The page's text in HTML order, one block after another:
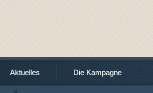
Aktuelles Die Kampagne